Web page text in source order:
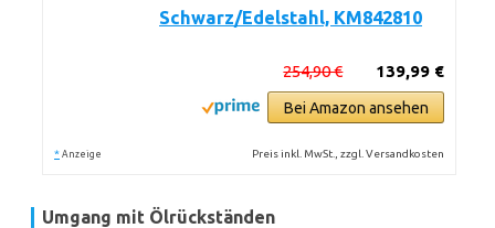
Schwarz/Edelstahl, KM842810
139,99 €
254,90 €
Bei Amazon ansehen
* Anzeige Preis inkl. MwSt., zzgl. Versandkosten
Umgang mit Ölrückständen